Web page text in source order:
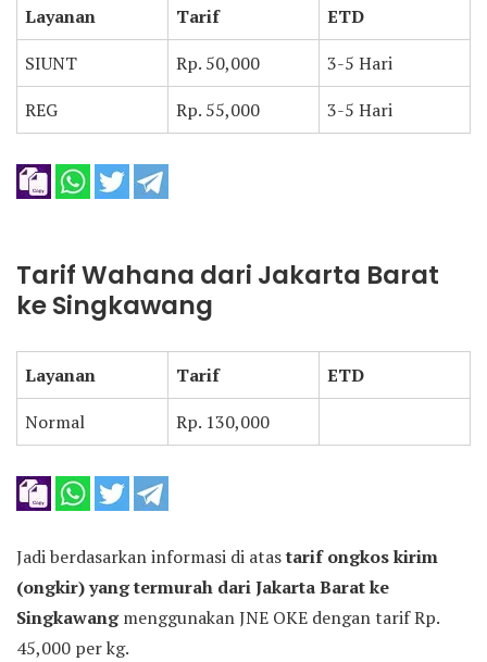
Layanan Tarif
ETD
SIUNT
Rp. 50,000
3-5 Hari
REG
Rp. 55,000 3-5 Hari
Tarif Wahana dari Jakarta Barat
ke Singkawang
Layanan Tarif
ETD
Normal
Rp. 130,000
Jadi berdasarkan informasi di atastarif ongkos kirim
(ongkir) yang termurah dari Jakarta Barat ke
Singkawangmenggunakan JNE OKE dengan tarif Rp.
45,000 per kg.